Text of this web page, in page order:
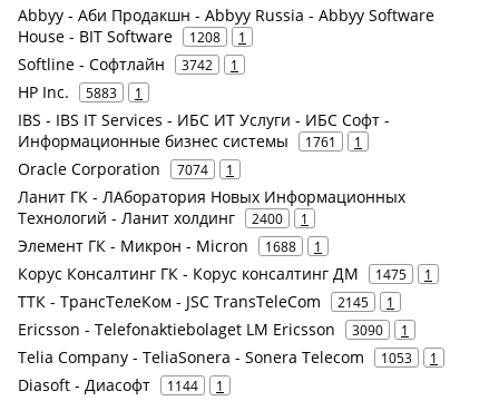
Abbyy - Аби Продакшн - Abbyy Russia - Abbyy Software
House - BIT Software
1208 1
Softline - Софтлайн 3742 1
HP Inc. 5883 1
IBS - IBS IT Services - ИБС ИТ Услуги - ИБС Софт -
Информационные бизнес системы
1761 1
Oracle Corporation 7074 1
Ланит ГК - ЛАборатория Новых Информационных
Технологий - Ланит холдинг
2400 1
Элемент ГК - Микрон - Micron 1688 1
Корус Консалтинг ГК - Корус консалтинг ДМ 1475 1
ТТК - ТрансТелеКом - JSC TransTeleCom 2145 1
Ericsson - Telefonaktiebolaget LM Ericsson 3090 1
Telia Company - TeliaSonera - Sonera Telecom 1053 1
Diasoft - Диасофт 1144 1